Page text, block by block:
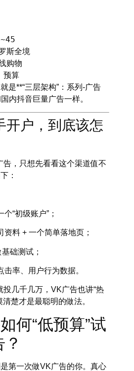
斯全境
购物
预算
是**“三层架构”：系列-广告
内抖音巨量广告一样。
开户，到底该怎
告，只想先看看这个渠道值不
：
“初级账户”；
资料 + 一个简单落地页；
础测试；
击率、用户行为数据。
投几千几万，VK广告也讲“热
楚才是最聪明的做法。
何“低预算”试
第一次做VK广告的你。真心